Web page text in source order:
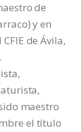
de
y en
de Ávila,
maestro
el título